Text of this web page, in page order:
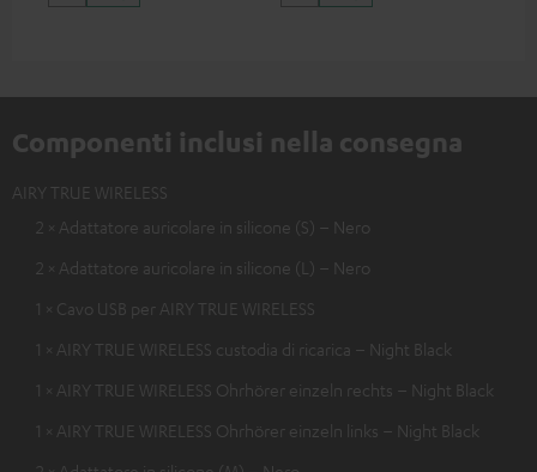
Componenti inclusi nella consegna
AIRY TRUE WIRELESS
2 × Adattatore auricolare in silicone (S) – Nero
2 × Adattatore auricolare in silicone (L) – Nero
1 × Cavo USB per AIRY TRUE WIRELESS
1 × AIRY TRUE WIRELESS custodia di ricarica – Night Black
1 × AIRY TRUE WIRELESS Ohrhörer einzeln rechts – Night Black
1 × AIRY TRUE WIRELESS Ohrhörer einzeln links – Night Black